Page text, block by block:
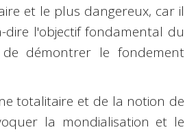
et le plus dangereux, car il
dire l'objectif fondamental du
démontrer le fondement
totalitaire et de la notion de
la mondialisation et le